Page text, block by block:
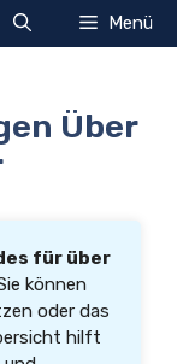
Menü
Über
für über
können
oder das
hilft